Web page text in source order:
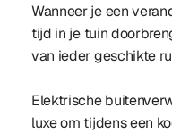
Wanneer je een
tijd in je tuin
van ieder geschikte
Elektrische
luxe om tijdens een